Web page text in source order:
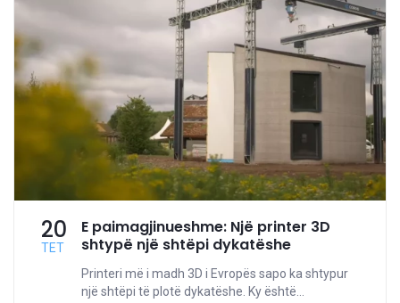
20
TET
E paimagjinueshme: Një printer 3D
shtypë një shtëpi dykatëshe
Printeri më i madh 3D i Evropës sapo ka shtypur
një shtëpi të plotë dykatëshe. Ky është...